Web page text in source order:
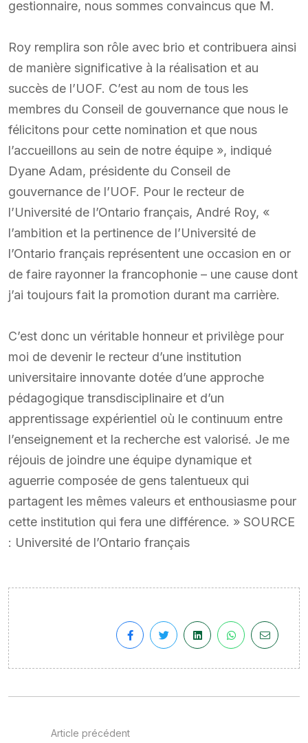
gestionnaire, nous sommes convaincus que M.
Roy remplira son rôle avec brio et contribuera ainsi
de manière significative à la réalisation et au
succès de l’UOF. C’est au nom de tous les
membres du Conseil de gouvernance que nous le
félicitons pour cette nomination et que nous
l’accueillons au sein de notre équipe », indiqué
Dyane Adam, présidente du Conseil de
gouvernance de l’UOF. Pour le recteur de
l’Université de l’Ontario français, André Roy, «
l’ambition et la pertinence de l’Université de
l’Ontario français représentent une occasion en or
de faire rayonner la francophonie – une cause dont
j’ai toujours fait la promotion durant ma carrière.
C’est donc un véritable honneur et privilège pour
moi de devenir le recteur d’une institution
universitaire innovante dotée d’une approche
pédagogique transdisciplinaire et d’un
apprentissage expérientiel où le continuum entre
l’enseignement et la recherche est valorisé. Je me
réjouis de joindre une équipe dynamique et
aguerrie composée de gens talentueux qui
partagent les mêmes valeurs et enthousiasme pour
cette institution qui fera une différence. » SOURCE
: Université de l’Ontario français
Article précédent